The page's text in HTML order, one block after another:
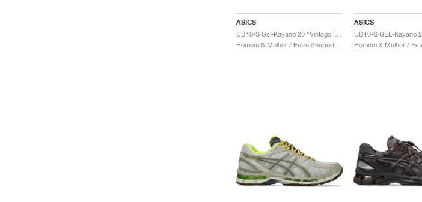
ASICS ASICS